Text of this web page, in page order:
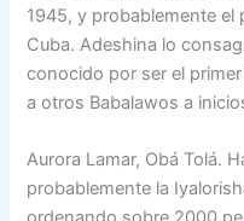
1945, y probablemente el
Cuba. Adeshina lo
conocido por ser el
a otros Babalawos a
Aurora Lamar, Obá Tolá.
probablemente la